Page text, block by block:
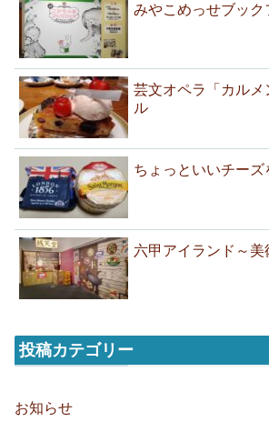
みやこめっせブック
芸文オペラ「カル
ル
ちょっといいチーズ
六甲アイランド～美
投稿カテゴリー
お知らせ